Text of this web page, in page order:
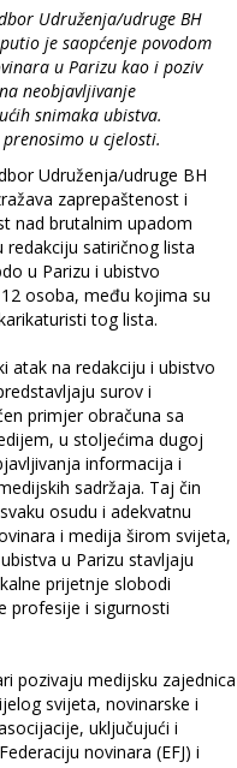
Udruženja/udruge BH
je saopćenje povodom
u Parizu kao i poziv
neobjavljivanje
snimaka ubistva.
prenosimo u cjelosti.
Udruženja/udruge BH
zaprepaštenost i
nad brutalnim upadom
redakciju satiričnog lista
u Parizu i ubistvo
osoba, među kojima su
tog lista.
atak na redakciju i ubistvo
surov i
primjer obračuna sa
u stoljećima dugoj
informacija i
sadržaja. Taj čin
osudu i adekvatnu
i medija širom svijeta,
u Parizu stavljaju
prijetnje slobodi
profesije i sigurnosti
pozivaju medijsku zajednica
svijeta, novinarske i
uključujući i
novinara (EFJ) i